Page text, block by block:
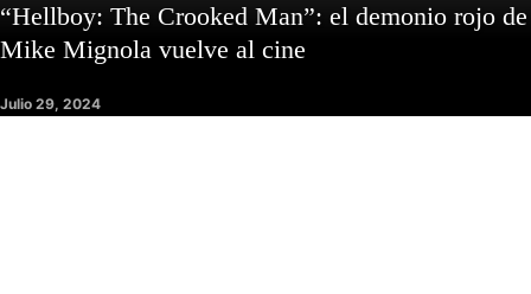
“Hellboy: The Crooked Man”: el demonio rojo de
Mike Mignola vuelve al cine
Julio 29, 2024